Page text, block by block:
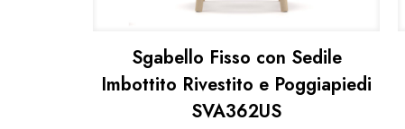
Sgabello Fisso con Sedile
Imbottito Rivestito e Poggiapiedi
SVA362US